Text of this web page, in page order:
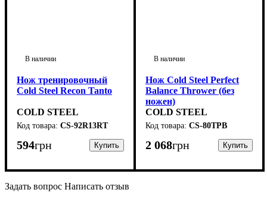
Нож тренировочный
Cold Steel Recon Tanto
COLD STEEL
CS-92R13RT
594грн
Нож Cold Steel Perfect
Balance Thrower (без
ножен)
COLD STEEL
CS-80TPB
2 068грн
Задать вопрос Написать отзыв